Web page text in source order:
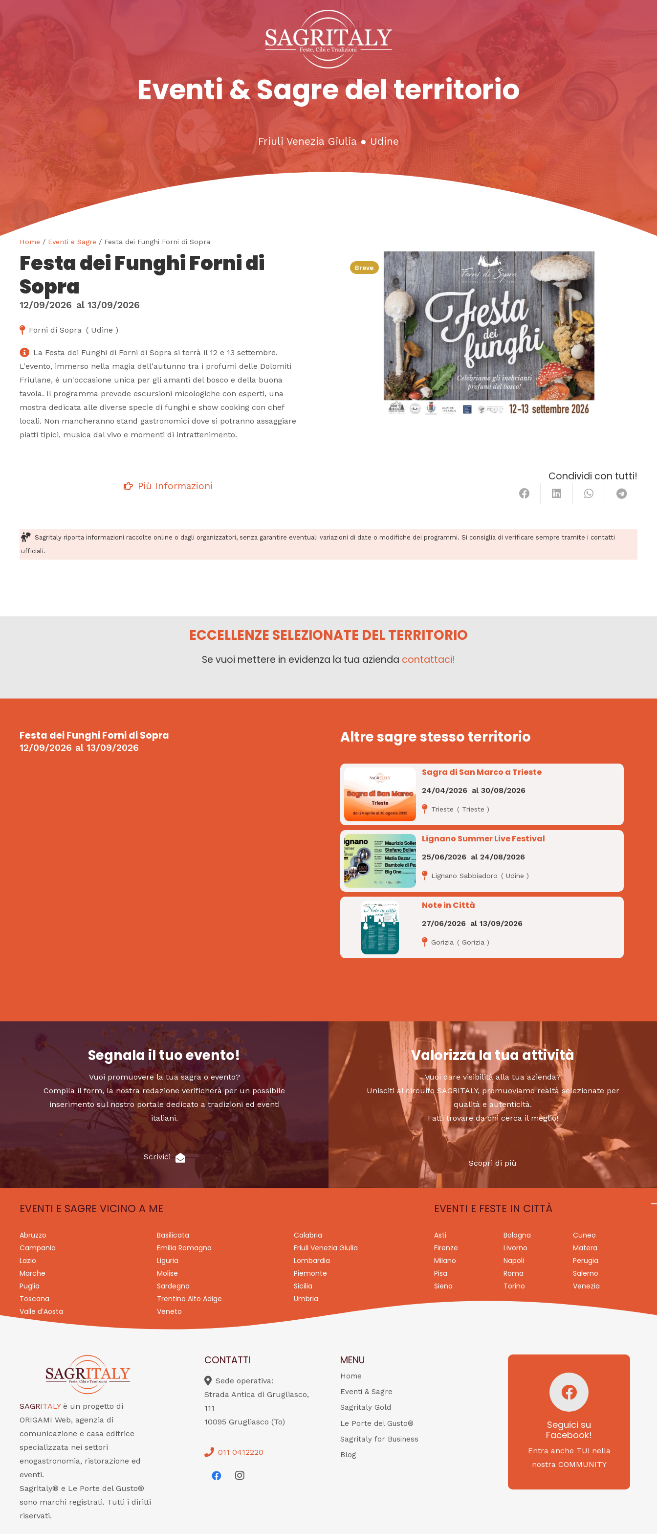
Eventi & Sagre del territorio
Friuli Venezia Giulia ● Udine
Home / Eventi e Sagre / Festa dei Funghi Forni di Sopra
Festa dei Funghi Forni di
Sopra
12/09/2026 al 13/09/2026
Forni di Sopra ( Udine )
La Festa dei Funghi di Forni di Sopra si terrà il 12 e 13 settembre.
L'evento, immerso nella magia dell'autunno tra i profumi delle Dolomiti
Friulane, è un'occasione unica per gli amanti del bosco e della buona
tavola. Il programma prevede escursioni micologiche con esperti, una
mostra dedicata alle diverse specie di funghi e show cooking con chef
locali. Non mancheranno stand gastronomici dove si potranno assaggiare
piatti tipici, musica dal vivo e momenti di intrattenimento.
Breve
Più Informazioni
Condividi con tutti!
Sagritaly riporta informazioni raccolte online o dagli organizzatori, senza garantire eventuali variazioni di date o modifiche dei programmi. Si consiglia di verificare sempre tramite i contatti
ufficiali.
ECCELLENZE SELEZIONATE DEL TERRITORIO
Se vuoi mettere in evidenza la tua azienda contattaci!
Festa dei Funghi Forni di Sopra
12/09/2026 al 13/09/2026
Altre sagre stesso territorio
Sagra di San Marco a Trieste
24/04/2026 al30/08/2026
Trieste ( Trieste )
Lignano Summer Live Festival
25/06/2026 al24/08/2026
Lignano Sabbiadoro (Udine )
Note in Città
27/06/2026 al13/09/2026
Gorizia ( Gorizia )
Segnala il tuo evento!
Vuoi promuovere la tua sagra o evento?
Compila il form, la nostra redazione verificherà per un possibile
inserimento sul nostro portale dedicato a tradizioni ed eventi
italiani.
Scrivici
Valorizza la tua attività
Vuoi dare visibilità alla tua azienda?
Unisciti al circuito SAGRITALY, promuoviamo realtà selezionate per
qualità e autenticità.
Fatti trovare da chi cerca il meglio!
Scopri di più
EVENTI E SAGRE VICINO A ME
Abruzzo Basilicata
Calabria
Campania
Emilia Romagna
Friuli Venezia Giulia
Lazio
Liguria
Lombardia
Marche
Molise
Piemonte
Puglia
Sardegna
Sicilia
Toscana
Trentino Alto Adige
Umbria
Valle d’Aosta
Veneto
EVENTI E FESTE IN CITTÀ
Asti Bologna
Cuneo
Firenze
Livorno
Matera
Milano
Napoli
Perugia
Pisa
Roma
Salerno
Siena
Torino Venezia
SAGRITALY è un progetto di
ORIGAMI Web, agenzia di
comunicazione e casa editrice
specializzata nei settori
enogastronomia, ristorazione ed
eventi.
Sagritaly® e Le Porte del Gusto®
sono marchi registrati. Tutti i diritti
riservati.
CONTATTI
Sede operativa:
Strada Antica di Grugliasco,
111
10095 Grugliasco (To)
011 0412220
MENU
Home
Eventi & Sagre
Sagritaly Gold
Le Porte del Gusto®
Sagritaly for Business
Blog
Seguici su
Facebook!
Entra anche TU! nella
nostra COMMUNITY
Seguici su
Facebook!
SAGRITALY
Feste, cibi e tradizioni
da Nord a Sud...